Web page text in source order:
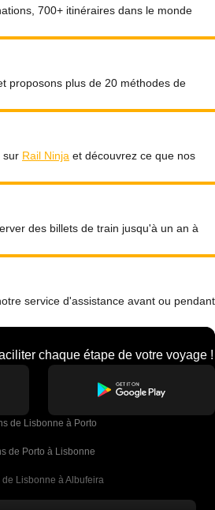
700+ itinéraires dans le monde
proposons plus de 20 méthodes de
sur Rail Ninja et découvrez ce que nos
des billets de train jusqu'à un an à
service d'assistance avant ou pendant
chaque étape de votre voyage !
de Lisbonne à Porto
de Porto à Lisbonne
de Lisbonne à Albufeira